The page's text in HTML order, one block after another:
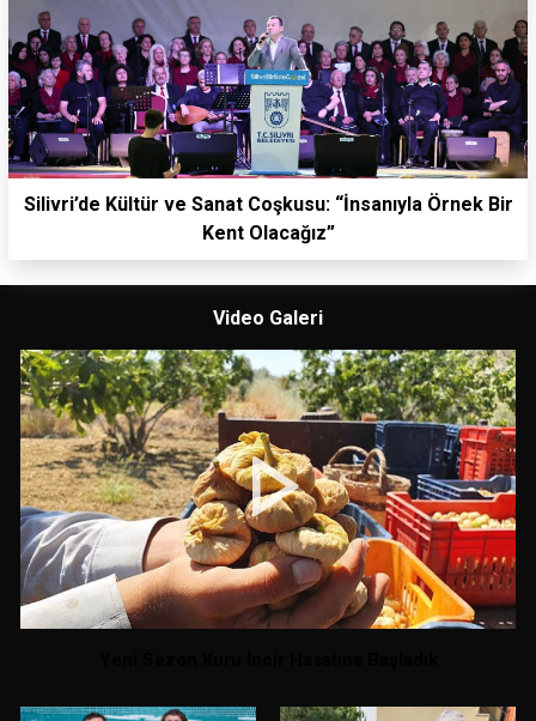
Silivri’de Kültür ve Sanat Coşkusu: “İnsanıyla Örnek Bir
Kent Olacağız”
Video Galeri